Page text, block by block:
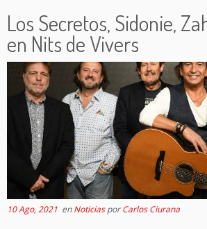
Los Secretos, Sidonie,
en Nits de Vivers
10 Ago, 2021 enNoticiasporCarlos Ciurana